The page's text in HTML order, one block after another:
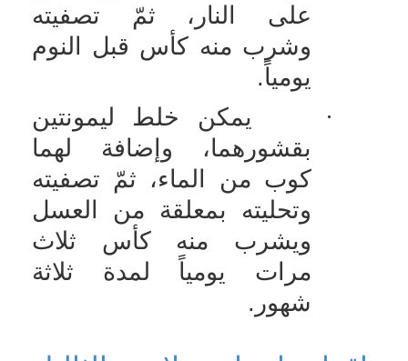
على النار، ثمّ تصفيته
وشرب منه كأس قبل النوم
يومياً.
·
يمكن خلط ليمونتين
بقشورهما، وإضافة لهما
كوب من الماء، ثمّ تصفيته
وتحليته بمعلقة من العسل
ويشرب منه كأس ثلاث
مرات يومياً لمدة ثلاثة
شهور .